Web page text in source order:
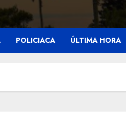
POLICIACA ÚLTIMA HORA